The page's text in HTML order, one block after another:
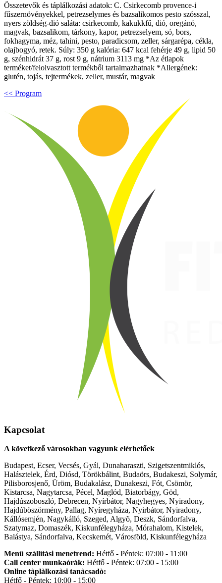
Összetevők és táplálkozási adatok: C. Csirkecomb provence-i
fűszernövényekkel, petrezselymes és bazsalikomos pesto szósszal,
nyers zöldség-dió saláta: csirkecomb, kakukkfű, dió, oregánó,
magvak, bazsalikom, tárkony, kapor, petrezselyem, só, bors,
fokhagyma, méz, tahini, pesto, paradicsom, zeller, sárgarépa, cékla,
olajbogyó, retek. Súly: 350 g kalória: 647 kcal fehérje 49 g, lipid 50
g, szénhidrát 37 g, rost 9 g, nátrium 3113 mg *Az étlapok
terméket/felolvasztott termékből tartalmazhatnak *Allergének:
glutén, tojás, tejtermékek, zeller, mustár, magvak
<< Program
Kapcsolat
A következő városokban vagyunk elérhetőek
Budapest, Ecser, Vecsés, Gyál, Dunaharaszti, Szigetszentmiklós,
Halásztelek, Érd, Diósd, Törökbálint, Budaörs, Budakeszi, Solymár,
Pilisborosjenő, Üröm, Budakalász, Dunakeszi, Fót, Csömör,
Kistarcsa, Nagytarcsa, Pécel, Maglód, Biatorbágy, Göd,
Hajdúszoboszló, Debrecen, Nyírbátor, Nagyhegyes, Nyiradony,
Hajdúböszörmény, Pallag, Nyíregyháza, Nyirbátor, Nyiradony,
Kállósemjén, Nagykálló, Szeged, Algyõ, Deszk, Sándorfalva,
Szatymaz, Domaszék, Kiskunfélegyháza, Mórahalom, Kistelek,
Balástya, Sándorfalva, Kecskemét, Városföld, Kiskunfélegyháza
Menü szállítási menetrend: Hétfő - Péntek: 07:00 - 11:00
Call center munkaórák: Hétfő - Péntek: 07:00 - 15:00
Online tàplàlkozàsi tanàcsadò:
Hétfő - Péntek: 10:00 - 15:00